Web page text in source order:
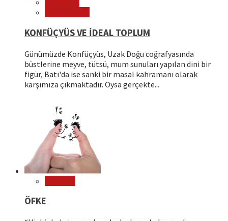
KONFÜÇYÜS VE İDEAL TOPLUM
Günümüzde Konfüçyüs, Uzak Doğu coğrafyasında
büstlerine meyve, tütsü, mum sunuları yapılan dini bir
figür, Batı'da ise sanki bir masal kahramanı olarak
karşımıza çıkmaktadır. Oysa gerçekte...
ÖFKE